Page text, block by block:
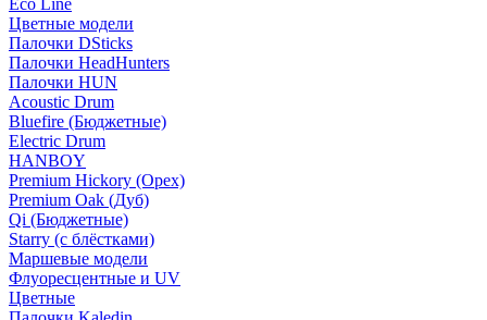
Eco Line
Цветные модели
Палочки DSticks
Палочки HeadHunters
Палочки HUN
Acoustic Drum
Bluefire (Бюджетные)
Electric Drum
HANBOY
Premium Hickory (Орех)
Premium Oak (Дуб)
Qi (Бюджетные)
Starry (с блёстками)
Маршевые модели
Флуоресцентные и UV
Цветные